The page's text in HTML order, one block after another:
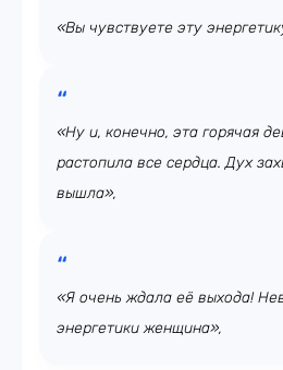
«Вы чувствуете эту
«Ну и, конечно, эта горячая
растопила все сердца. Дух
вышла»,
«Я очень ждала её выхода!
энергетики женщина»,